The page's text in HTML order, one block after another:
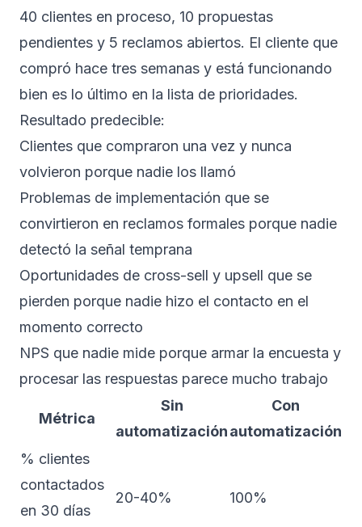
40 clientes en proceso, 10 propuestas
pendientes y 5 reclamos abiertos. El cliente que
compró hace tres semanas y está funcionando
bien es lo último en la lista de prioridades.
Resultado predecible:
Clientes que compraron una vez y nunca
volvieron porque nadie los llamó
Problemas de implementación que se
convirtieron en reclamos formales porque nadie
detectó la señal temprana
Oportunidades de cross-sell y upsell que se
pierden porque nadie hizo el contacto en el
momento correcto
NPS que nadie mide porque armar la encuesta y
procesar las respuestas parece mucho trabajo
Métrica
Sin
automatización
Con
automatización
% clientes
contactados
en 30 días
20-40% 100%